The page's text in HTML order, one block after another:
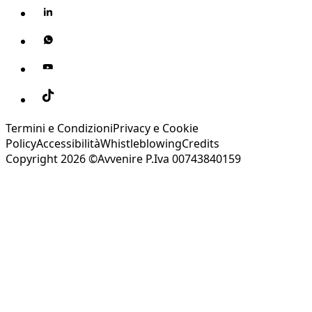
Termini e CondizioniPrivacy e Cookie
PolicyAccessibilitàWhistleblowingCredits
Copyright 2026 ©Avvenire P.Iva 00743840159